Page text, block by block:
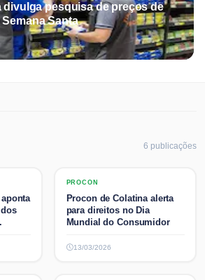
divulga pesquisa de preços de
Santa
6 publicações
PROCON
PROCON
Procon de Colatina alerta
para direitos no Dia
Mundial do Consumidor
13/03/2026